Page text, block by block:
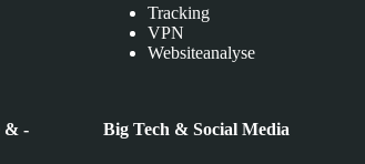
& -
Tracking
VPN
Websiteanalyse
Big Tech & Social Media